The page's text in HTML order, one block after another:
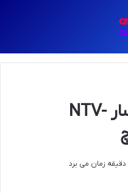
بررسی تلویزیون نکسار NTV-